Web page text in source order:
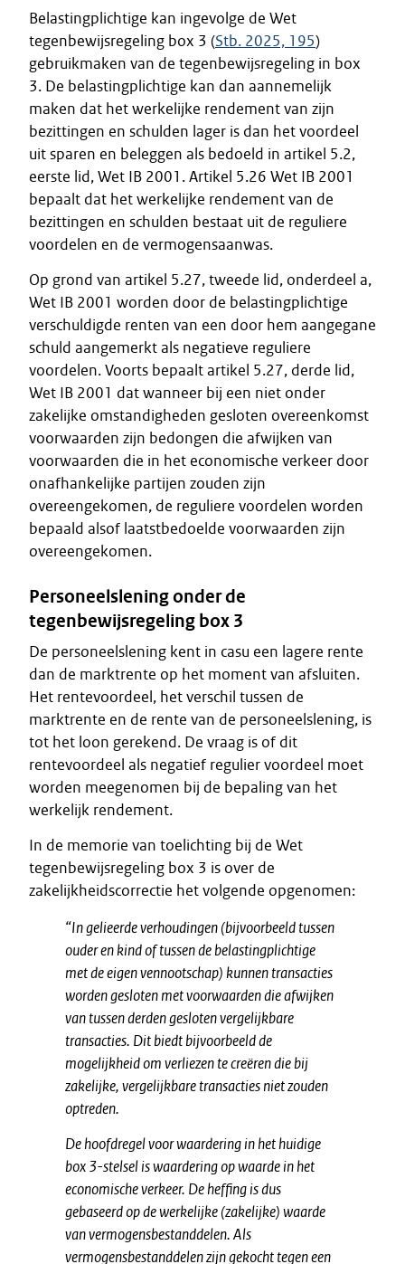
Belastingplichtige kan ingevolge de Wet
tegenbewijsregeling box 3 (Stb. 2025, 195)
gebruikmaken van de tegenbewijsregeling in box
3. De belastingplichtige kan dan aannemelijk
maken dat het werkelijke rendement van zijn
bezittingen en schulden lager is dan het voordeel
uit sparen en beleggen als bedoeld in artikel 5.2,
eerste lid, Wet IB 2001. Artikel 5.26 Wet IB 2001
bepaalt dat het werkelijke rendement van de
bezittingen en schulden bestaat uit de reguliere
voordelen en de vermogensaanwas.
Op grond van artikel 5.27, tweede lid, onderdeel a,
Wet IB 2001 worden door de belastingplichtige
verschuldigde renten van een door hem aangegane
schuld aangemerkt als negatieve reguliere
voordelen. Voorts bepaalt artikel 5.27, derde lid,
Wet IB 2001 dat wanneer bij een niet onder
zakelijke omstandigheden gesloten overeenkomst
voorwaarden zijn bedongen die afwijken van
voorwaarden die in het economische verkeer door
onafhankelijke partijen zouden zijn
overeengekomen, de reguliere voordelen worden
bepaald alsof laatstbedoelde voorwaarden zijn
overeengekomen.
Personeelslening onder de
tegenbewijsregeling box 3
De personeelslening kent in casu een lagere rente
dan de marktrente op het moment van afsluiten.
Het rentevoordeel, het verschil tussen de
marktrente en de rente van de personeelslening, is
tot het loon gerekend. De vraag is of dit
rentevoordeel als negatief regulier voordeel moet
worden meegenomen bij de bepaling van het
werkelijk rendement.
In de memorie van toelichting bij de Wet
tegenbewijsregeling box 3 is over de
zakelijkheidscorrectie het volgende opgenomen:
“In gelieerde verhoudingen (bijvoorbeeld tussen
ouder en kind of tussende belastingplichtige
met de eigen vennootschap) kunnen transacties
worden gesloten met voorwaarden die afwijken
van tussen derdengesloten vergelijkbare
transacties. Dit biedt bijvoorbeeld de
mogelijkheidom verliezen te creëren die bij
zakelijke, vergelijkbare transacties nietzouden
optreden.
De hoofdregel voor waardering in het huidige
box 3-stelsel is waarderingop waarde in het
economische verkeer. De heffing is dus
gebaseerd op dewerkelijke (zakelijke) waarde
van vermogensbestanddelen. Als
vermogensbestanddelen zijn gekocht tegen een